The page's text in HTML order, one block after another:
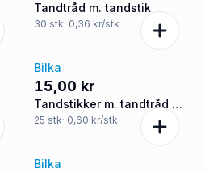
Tandtråd m. tandstik
30 stk· 0,36 kr/stk
Bilka
15,00 kr
Tandstikker m. tandtråd m.
mentholsmag
25 stk· 0,60 kr/stk
Bilka